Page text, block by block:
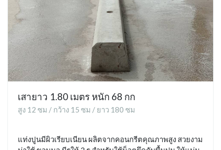
เสายาว 1.80 เมตร หนัก 68 กก
สูง 12 ซม / กว้าง 15 ซม / ยาว 180 ซม
แท่งปูนมีผิวเรียบเนียน ผลิตจากคอนกรีตคุณภาพสูง สวยงาม